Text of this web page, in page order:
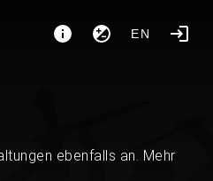
EN
ebenfalls an. Mehr